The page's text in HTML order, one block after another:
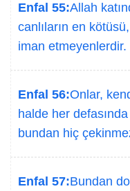
Enfal 55:Allah
canlıların en
iman etmeyenlerdir.
Enfal 56:Onlar,
halde her
bundan hiç
Enfal 57:Bundan